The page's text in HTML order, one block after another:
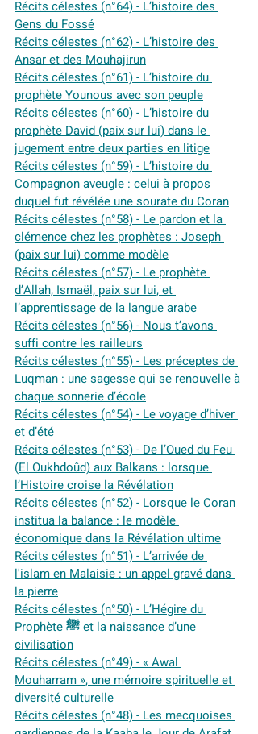
Récits célestes (n°64) - L’histoire des
Gens du Fossé
Récits célestes (n°62) - L’histoire des
Ansar et des Mouhajirun
Récits célestes (n°61) - L’histoire du
prophète Younous avec son peuple
Récits célestes (n°60) - L’histoire du
prophète David (paix sur lui) dans le
jugement entre deux parties en litige
Récits célestes (n°59) - L’histoire du
Compagnon aveugle : celui à propos
duquel fut révélée une sourate du Coran
Récits célestes (n°58) - Le pardon et la
clémence chez les prophètes : Joseph
(paix sur lui) comme modèle
Récits célestes (n°57) - Le prophète
d’Allah, Ismaël, paix sur lui, et
l’apprentissage de la langue arabe
Récits célestes (n°56) - Nous t’avons
suffi contre les railleurs
Récits célestes (n°55) - Les préceptes de
Luqman : une sagesse qui se renouvelle à
chaque sonnerie d’école
Récits célestes (n°54) - Le voyage d’hiver
et d’été
Récits célestes (n°53) - De l’Oued du Feu
(El Oukhdoûd) aux Balkans : lorsque
l’Histoire croise la Révélation
Récits célestes (n°52) - Lorsque le Coran
institua la balance : le modèle
économique dans la Révélation ultime
Récits célestes (n°51) - L’arrivée de
l'islam en Malaisie : un appel gravé dans
la pierre
Récits célestes (n°50) - L’Hégire du
Prophète ﷺ et la naissance d’une
civilisation
Récits célestes (n°49) - « Awal
Mouharram », une mémoire spirituelle et
diversité culturelle
Récits célestes (n°48) - Les mecquoises